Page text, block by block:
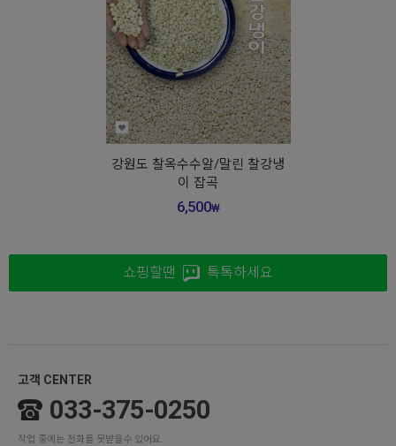
강원도 찰옥수수알/말린 찰강냉
이 잡곡
6,500₩
쇼핑할땐 톡톡하세요
고객 CENTER
033-375-0250
작업 중에는 전화를 못받을수 있어요.